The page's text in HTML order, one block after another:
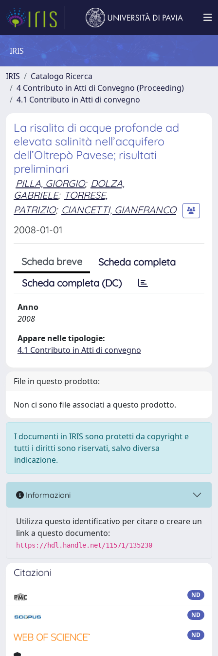
IRIS
IRIS
Catalogo Ricerca
4 Contributo in Atti di Convegno (Proceeding)
4.1 Contributo in Atti di convegno
La risalita di acque profonde ad
elevata salinità nell’acquifero
dell’Oltrepò Pavese; risultati
preliminari
PILLA, GIORGIO; DOLZA,
GABRIELE; TORRESE,
PATRIZIO; CIANCETTI, GIANFRANCO
2008-01-01
Scheda breve
Scheda completa
Scheda completa (DC)
Anno
2008
Appare nelle tipologie:
4.1 Contributo in Atti di convegno
File in questo prodotto:
Non ci sono file associati a questo prodotto.
I documenti in IRIS sono protetti da copyright e
tutti i diritti sono riservati, salvo diversa
indicazione.
Informazioni
Utilizza questo identificativo per citare o creare un
link a questo documento:
https://hdl.handle.net/11571/135230
Citazioni
ND
ND
ND